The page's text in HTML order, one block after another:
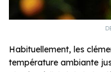
Habituellement, les
température ambiante